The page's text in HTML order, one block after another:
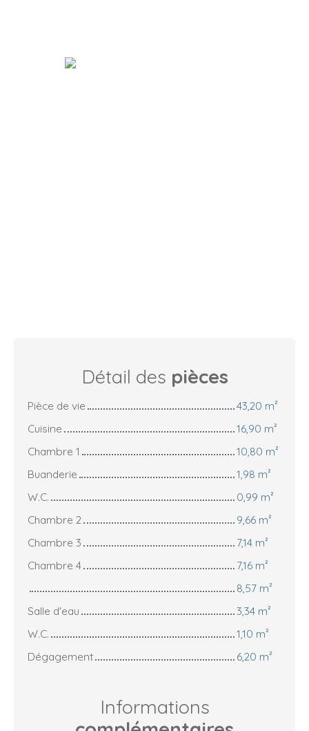
Détail des pièces
Pièce de vie
43,20 m²
Cuisine
16,90 m²
Chambre 1
10,80 m²
Buanderie
1,98 m²
W.C.
0,99 m²
Chambre 2
9,66 m²
Chambre 3
7,14 m²
Chambre 4
7,16 m²
8,57 m²
Salle d'eau
3,34 m²
W.C.
1,10 m²
Dégagement
6,20 m²
Informations